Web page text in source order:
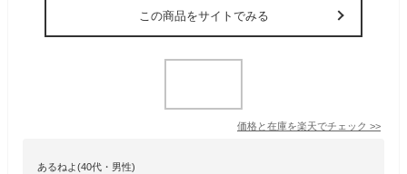
この商品をサイトでみる
価格と在庫を楽天でチェック >>
あるねよ(40代・男性)